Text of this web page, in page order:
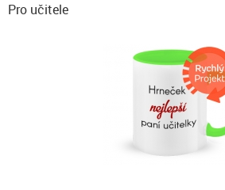
Pro učitele